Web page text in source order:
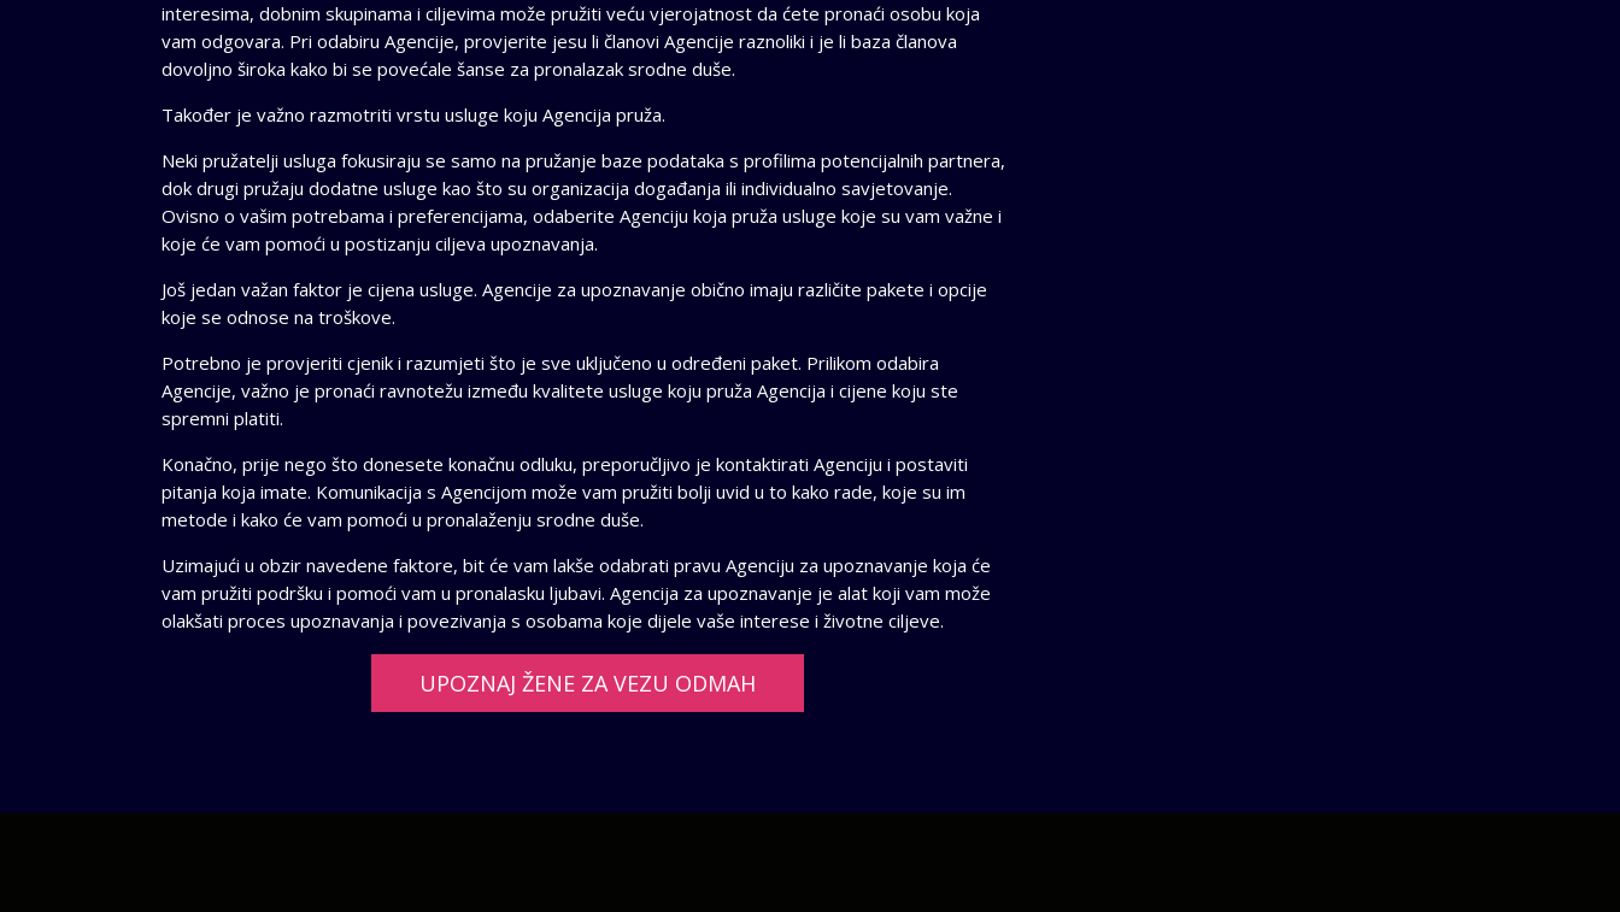
interesima, dobnim skupinama i ciljevima može pružiti veću vjerojatnost da ćete pronaći osobu koja
vam odgovara. Pri odabiru Agencije, provjerite jesu li članovi Agencije raznoliki i je li baza članova
dovoljno široka kako bi se povećale šanse za pronalazak srodne duše.
Također je važno razmotriti vrstu usluge koju Agencija pruža.
Neki pružatelji usluga fokusiraju se samo na pružanje baze podataka s profilima potencijalnih partnera,
dok drugi pružaju dodatne usluge kao što su organizacija događanja ili individualno savjetovanje.
Ovisno o vašim potrebama i preferencijama, odaberite Agenciju koja pruža usluge koje su vam važne i
koje će vam pomoći u postizanju ciljeva upoznavanja.
Još jedan važan faktor je cijena usluge. Agencije za upoznavanje obično imaju različite pakete i opcije
koje se odnose na troškove.
Potrebno je provjeriti cjenik i razumjeti što je sve uključeno u određeni paket. Prilikom odabira
Agencije, važno je pronaći ravnotežu između kvalitete usluge koju pruža Agencija i cijene koju ste
spremni platiti.
Konačno, prije nego što donesete konačnu odluku, preporučljivo je kontaktirati Agenciju i postaviti
pitanja koja imate. Komunikacija s Agencijom može vam pružiti bolji uvid u to kako rade, koje su im
metode i kako će vam pomoći u pronalaženju srodne duše.
Uzimajući u obzir navedene faktore, bit će vam lakše odabrati pravu Agenciju za upoznavanje koja će
vam pružiti podršku i pomoći vam u pronalasku ljubavi. Agencija za upoznavanje je alat koji vam može
olakšati proces upoznavanja i povezivanja s osobama koje dijele vaše interese i životne ciljeve.
UPOZNAJ ŽENE ZA VEZU ODMAH